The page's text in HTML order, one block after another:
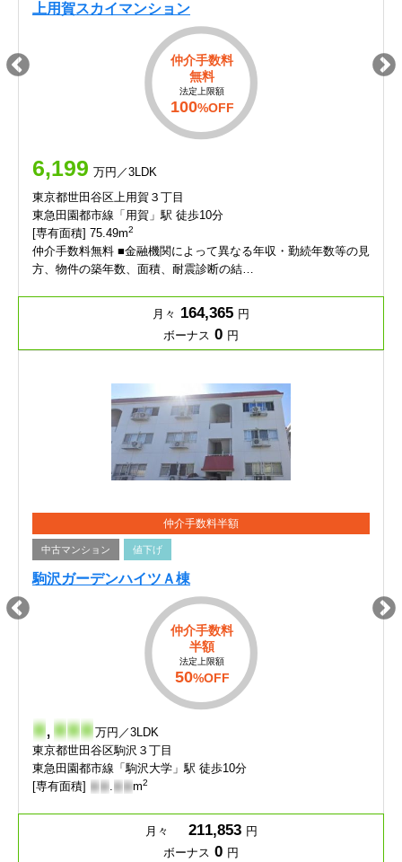
上用賀スカイマンション
仲介手数料
無料
法定上限額
100%OFF
6,199 万円／3LDK
東京都世田谷区上用賀３丁目
東急田園都市線「用賀」駅 徒歩10分
[専有面積] 75.49m2
仲介手数料無料 ■金融機関によって異なる年収・勤続年数等の見
方、物件の築年数、面積、耐震診断の結…
月々 164,365 円
ボーナス 0 円
仲介手数料半額
中古マンション 値下げ
駒沢ガーデンハイツＡ棟
仲介手数料
半額
法定上限額
50%OFF
- ,- - - 万円／3LDK
東京都世田谷区駒沢３丁目
東急田園都市線「駒沢大学」駅 徒歩10分
[専有面積] - - .- - m2
月々 211,853 円
ボーナス 0 円